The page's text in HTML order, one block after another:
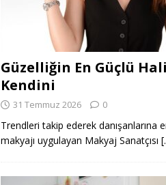
Güzelliğin En Güçlü
Kendini
31 Temmuz 2026 0
Trendleri takip ederek danışanlarına
makyajı uygulayan Makyaj Sanatçısı